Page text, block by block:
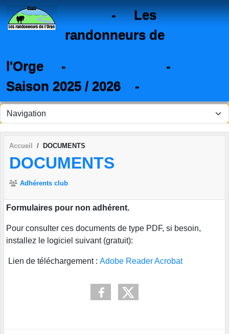
- Les
randonneurs de
l'Orge - -
Saison 2025 / 2026 -
Accueil DOCUMENTS
DOCUMENTS
Adhérents club
Formulaires pour non adhérent.
Pour consulter ces documents de type PDF, si besoin,
installez le logiciel suivant (gratuit):
Lien de téléchargement : Adobe Reader Acrobat
Panneau de gestion des cookies